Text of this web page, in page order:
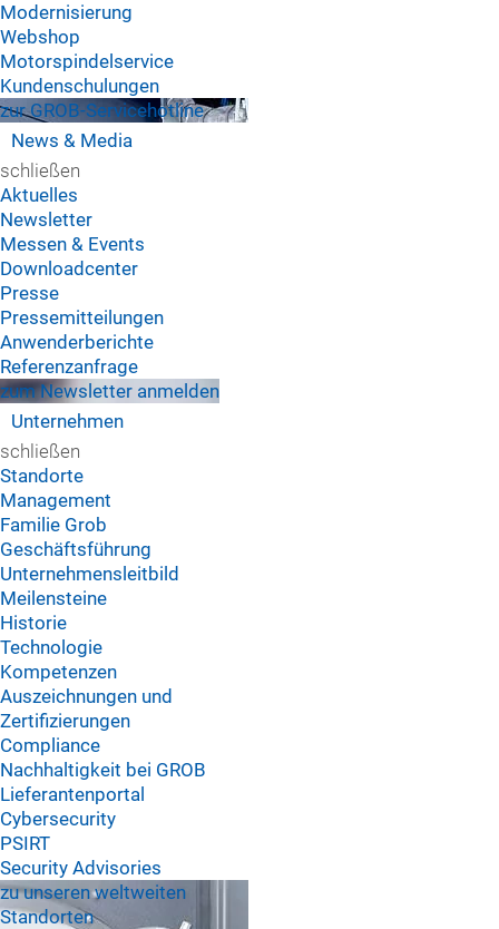
Modernisierung
Webshop
Motorspindelservice
Kundenschulungen
zur GROB-Servicehotline
News & Media
schließen
Aktuelles
Newsletter
Messen & Events
Downloadcenter
Presse
Pressemitteilungen
Anwenderberichte
Referenzanfrage
zum Newsletter anmelden
Unternehmen
schließen
Standorte
Management
Familie Grob
Geschäftsführung
Unternehmensleitbild
Meilensteine
Historie
Technologie
Kompetenzen
Auszeichnungen und
Zertifizierungen
Compliance
Nachhaltigkeit bei GROB
Lieferantenportal
Cybersecurity
PSIRT
Security Advisories
zu unseren weltweiten
Standorten